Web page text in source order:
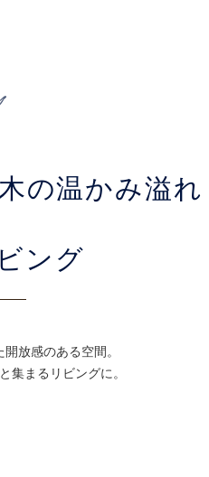
の温かみ溢れ
ング
放感のある空間。
集まるリビングに。